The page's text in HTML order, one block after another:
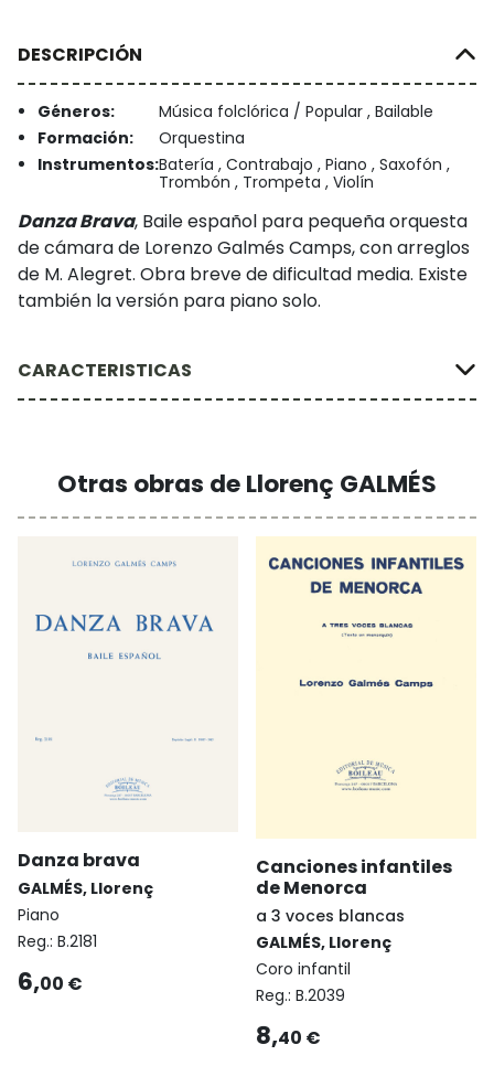
DESCRIPCIÓN
Géneros:
Música folclórica / Popular , Bailable
Formación:
Orquestina
Instrumentos:Batería , Contrabajo , Piano , Saxofón ,
Trombón , Trompeta , Violín
Danza Brava, Baile español para pequeña orquesta
de cámara de Lorenzo Galmés Camps, con arreglos
de M. Alegret. Obra breve de dificultad media. Existe
también la versión para piano solo.
CARACTERISTICAS
Otras obras de Llorenç GALMÉS
Danza brava
GALMÉS, Llorenç
Piano
Reg.: B.2181
6,00 €
Canciones infantiles
de Menorca
a 3 voces blancas
GALMÉS, Llorenç
Coro infantil
Reg.: B.2039
8,40 €